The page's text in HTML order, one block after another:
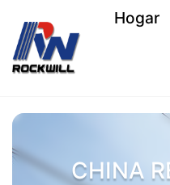
Hogar
CHINA